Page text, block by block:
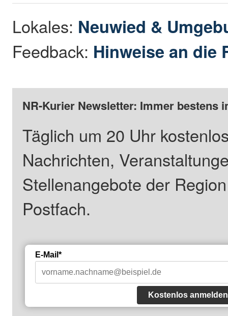
Lokales: Neuwied &
Feedback: Hinweise an die
NR-Kurier Newsletter: Immer bestens
Täglich um 20 Uhr
Nachrichten,
Stellenangebote der
Postfach.
E-Mail*
Kostenlos anmelden